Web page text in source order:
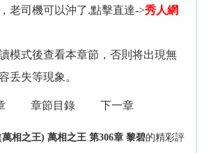
老司機可以沖了.點擊直達->秀人網
模式後查看本章節，否則将出現無
丢失等現象。
章節目錄 下一章
相之王) 萬相之王 第306章 黎碧的精彩評